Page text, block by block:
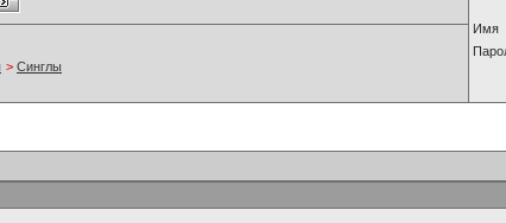
Имя
> Синглы